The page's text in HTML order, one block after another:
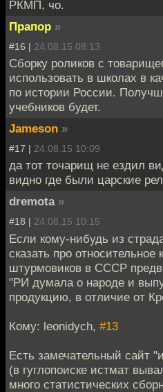
РКМП, чо.
Прапор »
#16 | 24.08.15 08:13
Сборку роликов с
использовать в школах в
по истории России.
учебников будет.
Jameson »
#17 | 24.08.15 10:09
да тот точарищ не ездил
видно где были царские
dremota »
#18 | 24.08.15 10:15
Если кому-нибудь из
сказать про
штурмовиков в СССР
"РИ думала о народе и
продукцию, в отличие от
Кому: leonidych, #13
Есть замечательный сайт
(в гуглопоиске истмат
много статистических